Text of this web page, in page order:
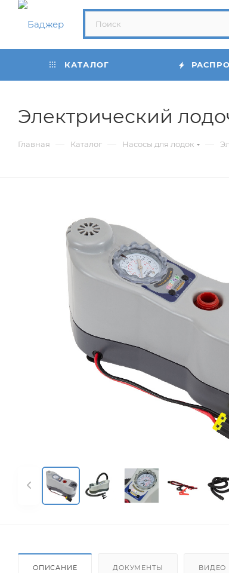
КАТАЛОГ
Электрический
Главная — Каталог — Насосы для лодок —
ОПИСАНИЕ ДОКУМЕНТЫ ВИДЕО